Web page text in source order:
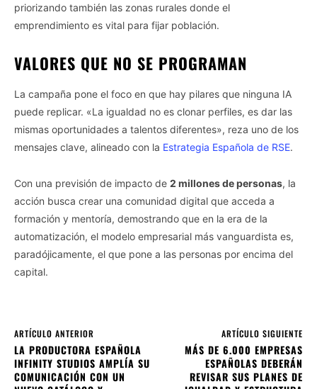
priorizando también las zonas rurales donde el
emprendimiento es vital para fijar población.
VALORES QUE NO SE PROGRAMAN
La campaña pone el foco en que hay pilares que ninguna IA
puede replicar. «La igualdad no es clonar perfiles, es dar las
mismas oportunidades a talentos diferentes», reza uno de los
mensajes clave, alineado con la Estrategia Española de RSE.
Con una previsión de impacto de 2 millones de personas, la
acción busca crear una comunidad digital que acceda a
formación y mentoría, demostrando que en la era de la
automatización, el modelo empresarial más vanguardista es,
paradójicamente, el que pone a las personas por encima del
capital.
ARTÍCULO ANTERIOR
LA PRODUCTORA ESPAÑOLA
INFINITY STUDIOS AMPLÍA SU
COMUNICACIÓN CON UN
ARTÍCULO SIGUIENTE
MÁS DE 6.000 EMPRESAS
ESPAÑOLAS DEBERÁN
REVISAR SUS PLANES DE